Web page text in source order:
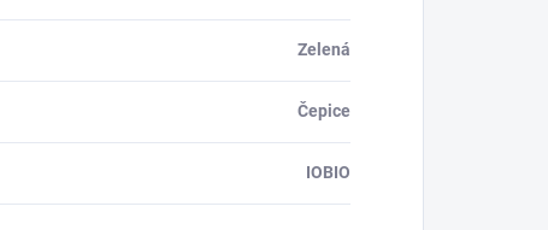
Zelená
Čepice
IOBIO